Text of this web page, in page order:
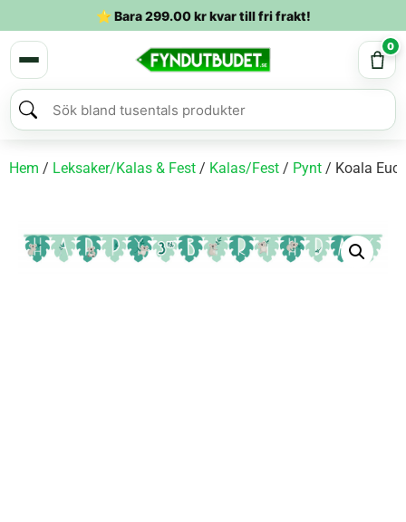
⭐ Bara299.00krkvar till fri frakt!
0
Hem / Leksaker/Kalas & Fest / Kalas/Fest / Pynt / Koala